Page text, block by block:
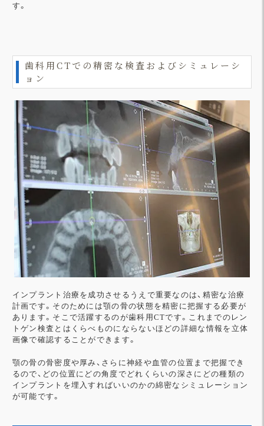
す。
歯科用CTでの精密な検査およびシミュレーシ
ョン
インプラント治療を成功させるうえで重要なのは、精密な治療
計画です。そのためには顎の骨の状態を精密に把握する必要が
あります。そこで活躍するのが歯科用CTです。これまでのレン
トゲン検査とはくらべものにならないほどの詳細な情報を立体
画像で確認することができます。
顎の骨の骨密度や厚み、さらに神経や血管の位置まで把握でき
るので、どの位置にどの角度でどれくらいの深さにどの種類の
インプラントを埋入すればいいのかの綿密なシミュレーション
が可能です。